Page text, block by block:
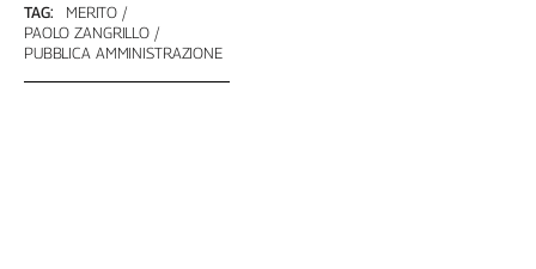
TAG:
MERITO
PAOLO ZANGRILLO
PUBBLICA AMMINISTRAZIONE